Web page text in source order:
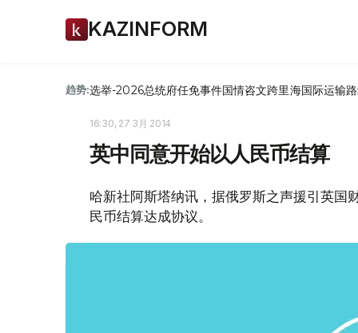
KAZINFORM
趋势:选举-2026总统府任免事件国情咨文跨里海国际运输
16:30, 27 3月 2014
英中同意开始以人民币结算
哈新社阿斯塔纳讯，据俄罗斯之声援引英国
民币结算达成协议。